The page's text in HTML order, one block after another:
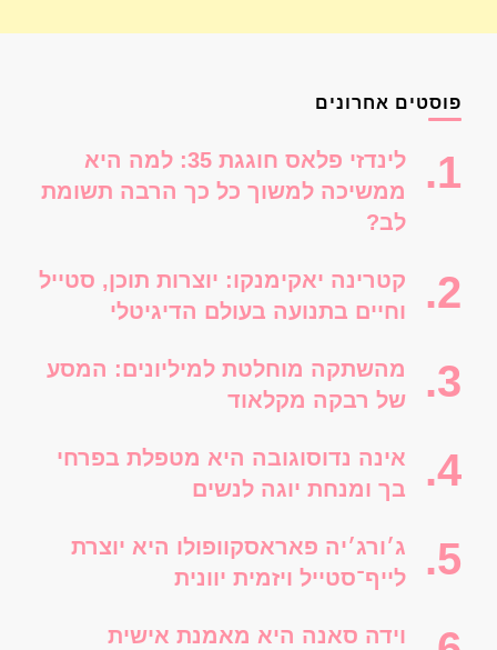
פוסטים אחרונים
לינדזי פלאס חוגגת 35: למה היא
ממשיכה למשוך כל כך הרבה תשומת
לב?
קטרינה יאקימנקו: יוצרות תוכן, סטייל
וחיים בתנועה בעולם הדיגיטלי
מהשתקה מוחלטת למיליונים: המסע
של רבקה מקלאוד
אינה נדוסוגובה היא מטפלת בפרחי
בך ומנחת יוגה לנשים
ג׳ורג׳יה פאראסקוופולו היא יוצרת
לייף־סטייל ויזמית יוונית
וידה סאנה היא מאמנת אישית